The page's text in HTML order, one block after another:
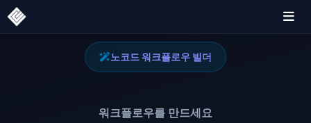
노코드 워크플로우 빌더
워크플로우를 만드세요